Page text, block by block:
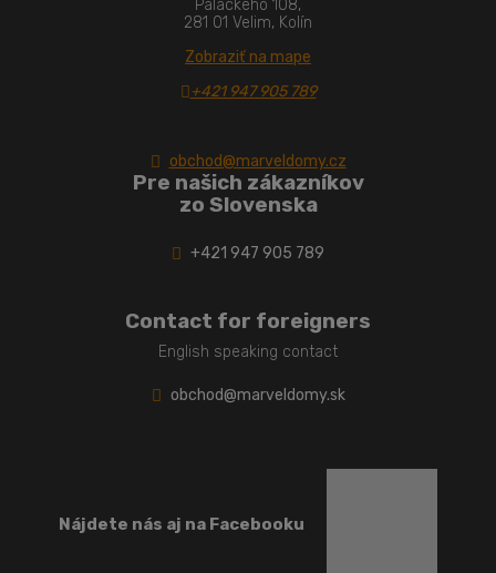
Palackého 108,
281 01 Velim, Kolín
Zobraziť na mape
+421 947 905 789
obchod@marveldomy.cz
Pre našich zákazníkov
zo Slovenska
+421 947 905 789
Contact for foreigners
English speaking contact
obchod@marveldomy.sk
Nájdete nás aj na Facebooku